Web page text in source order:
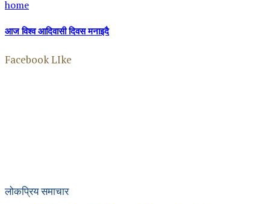
home
आज विश्व आदिवासी दिवस मनाइदै
Facebook LIke
लोकप्रिय समाचार